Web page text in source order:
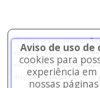
Os preços e as
compras via internet e
em nosso site são
disponibilidade sujeitos
Aviso de uso de
cookies para
experiência em
nossas